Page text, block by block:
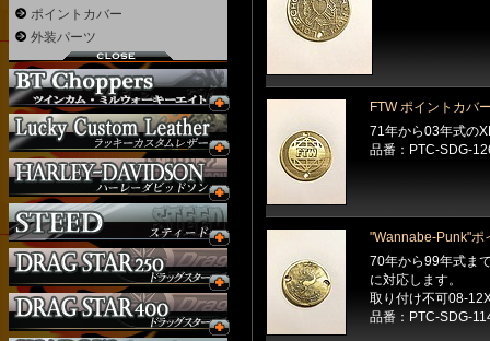
FTW ポイントカバ
71年から03年式の
品番：PTC-SDG-
"Wannabe-Punk"ポ
70年から99年式ま
に対応します。
取り付け不可08-
品番：PTC-SDG-
ポイントカバー
外装パーツ